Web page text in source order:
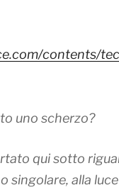
contents/
uno scherzo?
qui sotto
singolare, alla